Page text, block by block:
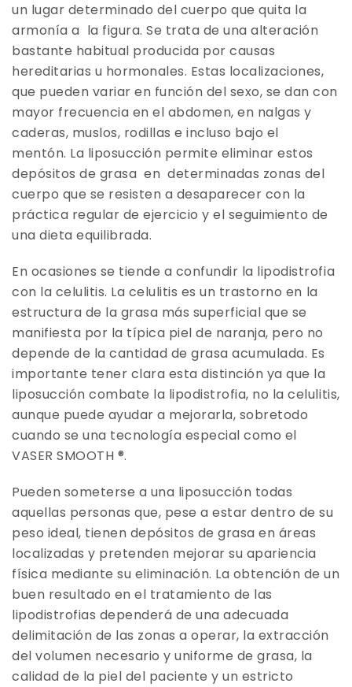
un lugar determinado del cuerpo que quita la
armonía a la figura. Se trata de una alteración
bastante habitual producida por causas
hereditarias u hormonales. Estas localizaciones,
que pueden variar en función del sexo, se dan con
mayor frecuencia en el abdomen, en nalgas y
caderas, muslos, rodillas e incluso bajo el
mentón. La liposucción permite eliminar estos
depósitos de grasa en determinadas zonas del
cuerpo que se resisten a desaparecer con la
práctica regular de ejercicio y el seguimiento de
una dieta equilibrada.
En ocasiones se tiende a confundir la lipodistrofia
con la celulitis. La celulitis es un trastorno en la
estructura de la grasa más superficial que se
manifiesta por la típica piel de naranja, pero no
depende de la cantidad de grasa acumulada. Es
importante tener clara esta distinción ya que la
liposucción combate la lipodistrofia, no la celulitis,
aunque puede ayudar a mejorarla, sobretodo
cuando se una tecnología especial como el
VASER SMOOTH ®.
Pueden someterse a una liposucción todas
aquellas personas que, pese a estar dentro de su
peso ideal, tienen depósitos de grasa en áreas
localizadas y pretenden mejorar su apariencia
física mediante su eliminación. La obtención de un
buen resultado en el tratamiento de las
lipodistrofias dependerá de una adecuada
delimitación de las zonas a operar, la extracción
del volumen necesario y uniforme de grasa, la
calidad de la piel del paciente y un estricto